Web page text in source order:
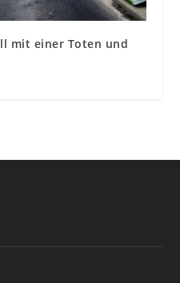
mit einer Toten und